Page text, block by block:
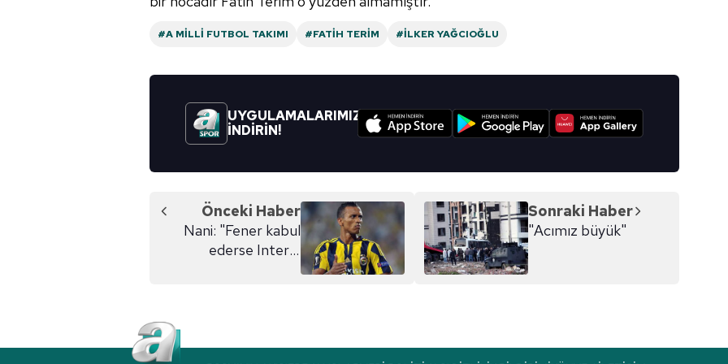
6698 sayılı Kişisel Verilerin Korunması Kanunu uyarınca hazırlanmış Aydınlatma Metnimizi
#A MILLI FUTBOL TAKIMI #FATIH TERIM #İLKER YAĞCIOĞLU
UYGULAMALARIMIZI
İNDİRİN!
Önceki Haber
Nani: "Fener kabul
ederse Inter'e
Sonraki Haber
"Acımız büyük"